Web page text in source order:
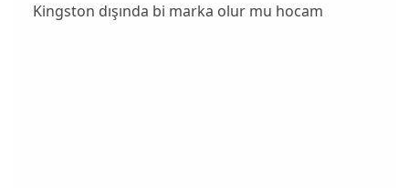
Kingston dışında bi marka olur mu hocam